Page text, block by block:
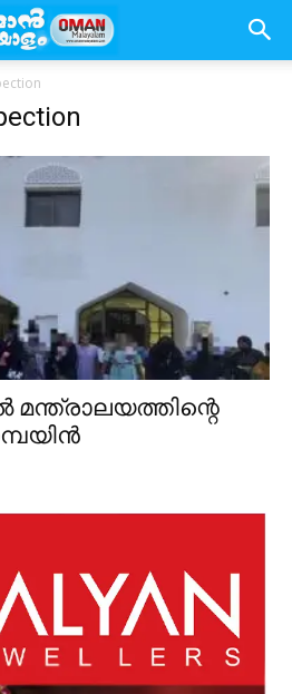
മന്ത്രാലയത്തിന്റെ